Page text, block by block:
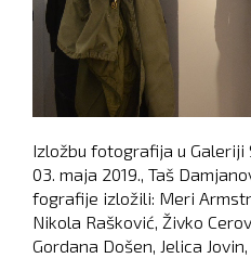
Izložbu fotografija u Galeriji
03. maja 2019., Taš
fografije izložili: Meri
Nikola Rašković, Živko
Gordana Došen, Jelica